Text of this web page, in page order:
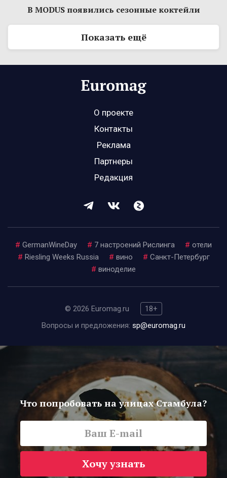
В MODUS появились сезонные коктейли
Показать ещё
О проекте
Контакты
Реклама
Партнеры
Редакция
# GermanWineDay # 7 настроений Рислинга # отели
# Riesling Weeks Russia # вино # Санкт-Петербург
# виноделие
© 2026 Euromag.ru
18+
Вопросы и предложения: sp@euromag.ru
Что попробовать на улицах Стамбула?
Хочу узнать